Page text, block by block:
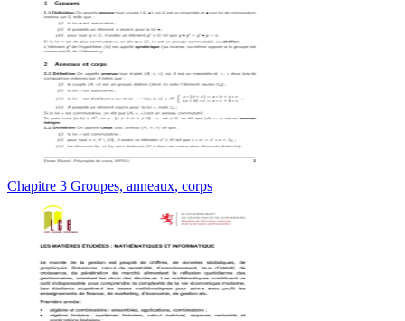
Chapitre 3 Groupes, anneaux, corps